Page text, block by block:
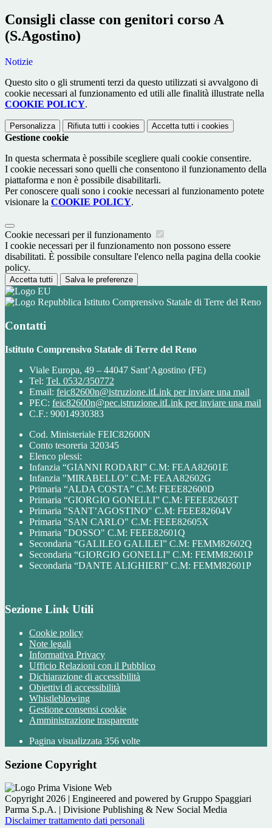
Consigli classe con genitori corso A
(S.Agostino)
Notizie
Questo sito o gli strumenti terzi da questo utilizzati si avvalgono di
cookie necessari al funzionamento ed utili alle finalità illustrate nella
COOKIE POLICY.
Personalizza Rifiuta tutti i cookies Accetta tutti i cookies
Gestione cookie
In questa schermata è possibile scegliere quali cookie consentire.
I cookie necessari sono quelli che consentono il funzionamento della
piattaforma e non è possibile disabilitarli.
Per conoscere quali sono i cookie necessari al funzionamento potete
visionare la COOKIE POLICY.
Cookie necessari per il funzionamento
I cookie necessari per il funzionamento non possono essere
disabilitati. È possibile consultare l'elenco nella pagina della cookie
policy.
Accetta tutti Salva le preferenze
Istituto Comprensivo Statale di Terre del Reno
Contatti
Istituto Comprensivo Statale di Terre del Reno
Viale Europa, 49 – 44047 Sant’Agostino (FE)
Tel: Tel. 0532/350772
Email: feic82600n@istruzione.itLink per inviare una mail
PEC: feic82600n@pec.istruzione.itLink per inviare una mail
C.F.: 90014930383
Cod. Ministeriale FEIC82600N
Conto tesoreria 320345
Elenco plessi:
Infanzia “GIANNI RODARI” C.M: FEAA82601E
Infanzia "MIRABELLO" C.M: FEAA82602G
Primaria “ALDA COSTA” C.M: FEEE82600D
Primaria “GIORGIO GONELLI” C.M: FEEE82603T
Primaria "SANT’AGOSTINO" C.M: FEEE82604V
Primaria "SAN CARLO" C.M: FEEE82605X
Primaria "DOSSO" C.M: FEEE82601Q
Secondaria “GALILEO GALILEI” C.M: FEMM82602Q
Secondaria “GIORGIO GONELLI” C.M: FEMM82601P
Secondaria “DANTE ALIGHIERI” C.M: FEMM82601P
Sezione Link Utili
Cookie policy
Note legali
Informativa Privacy
Ufficio Relazioni con il Pubblico
Dichiarazione di accessibilità
Obiettivi di accessibilità
Whistleblowing
Gestione consensi cookie
Amministrazione trasparente
Pagina visualizzata 356 volte
Sezione Copyright
Copyright 2026 | Engineered and powered by Gruppo Spaggiari
Parma S.p.A. | Divisione Publishing & New Social Media
Disclaimer trattamento dati personali